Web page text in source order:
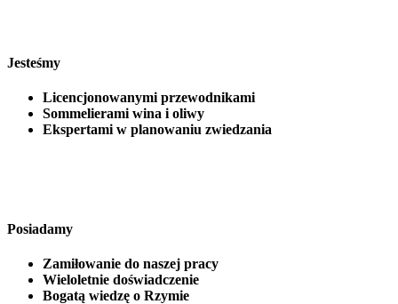
Jesteśmy
Licencjonowanymi przewodnikami
Sommelierami wina i oliwy
Ekspertami w planowaniu zwiedzania
Posiadamy
Zamiłowanie do naszej pracy
Wieloletnie doświadczenie
Bogatą wiedzę o Rzymie